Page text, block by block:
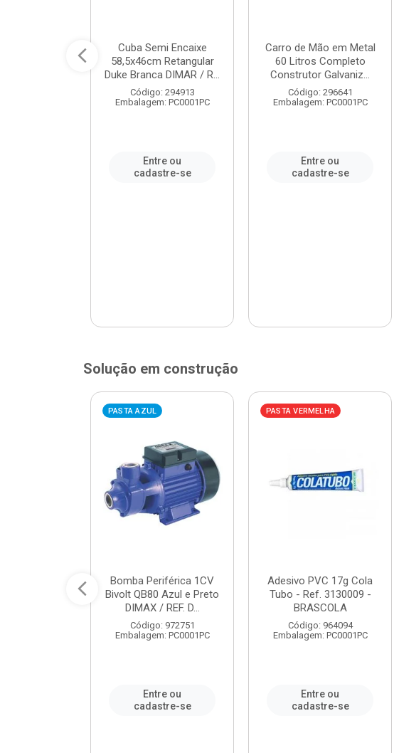
Cuba Semi Encaixe
58,5x46cm Retangular
Duke Branca DIMAR / R...
Código: 294913
Embalagem: PC0001PC
Entre ou
cadastre-se
Carro de Mão em Metal
60 Litros Completo
Construtor Galvaniz...
Código: 296641
Embalagem: PC0001PC
Entre ou
cadastre-se
Solução em construção
PASTA AZUL
Bomba Periférica 1CV
Bivolt QB80 Azul e Preto
DIMAX / REF. D...
Código: 972751
Embalagem: PC0001PC
Entre ou
cadastre-se
PASTA VERMELHA
Adesivo PVC 17g Cola
Tubo - Ref. 3130009 -
BRASCOLA
Código: 964094
Embalagem: PC0001PC
Entre ou
cadastre-se